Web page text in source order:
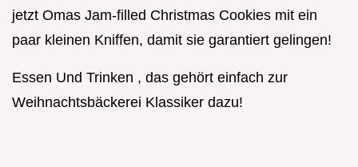
jetzt Omas Jam-filled Christmas Cookies mit ein
paar kleinen Kniffen, damit sie garantiert gelingen!
Essen Und Trinken , das gehört einfach zur
Weihnachtsbäckerei Klassiker dazu!